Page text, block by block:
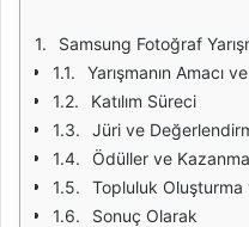
Samsung Fotoğraf
Yarışmanın Amacı
Katılım Süreci
Jüri ve
Ödüller ve
Topluluk Oluşturma
Sonuç Olarak